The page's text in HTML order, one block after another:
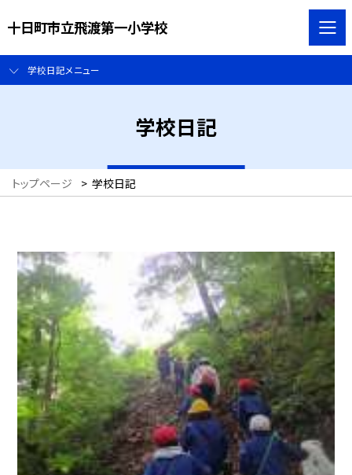
十日町市立飛渡第一小学校
学校日記メニュー
学校日記
トップページ > 学校日記